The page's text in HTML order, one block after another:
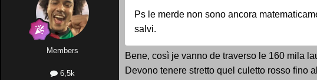
Members
6,5k
Ps le merde non sono ancora
salvi.
Bene, così je vanno de traverso le 160 mila
Devono tenere stretto quel culetto rosso fino